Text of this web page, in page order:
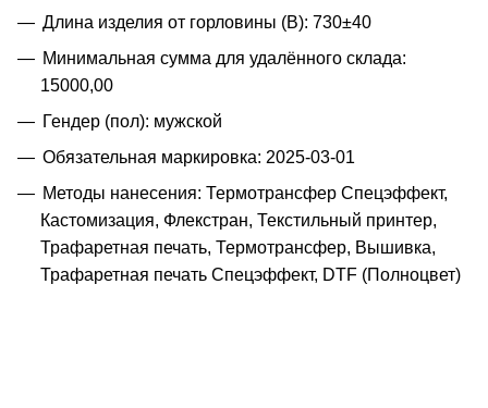
Длина изделия от горловины (B): 730±40
Минимальная сумма для удалённого склада:
15000,00
Гендер (пол): мужской
Обязательная маркировка: 2025-03-01
Методы нанесения: Термотрансфер Спецэффект,
Кастомизация, Флекстран, Текстильный принтер,
Трафаретная печать, Термотрансфер, Вышивка,
Трафаретная печать Спецэффект, DTF (Полноцвет)